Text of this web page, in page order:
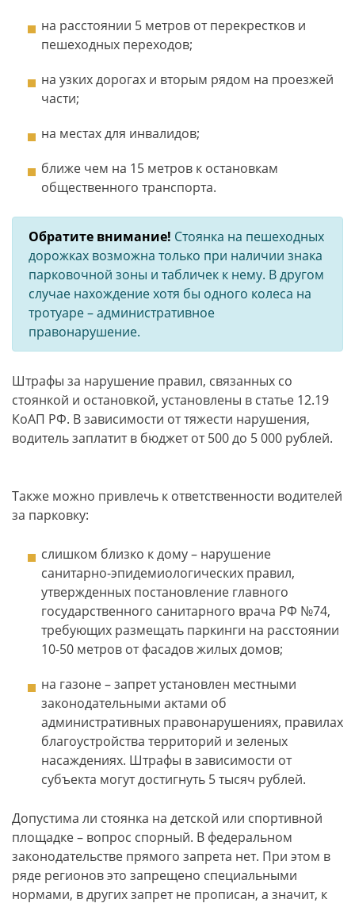
на расстоянии 5 метров от перекрестков и
пешеходных переходов;
на узких дорогах и вторым рядом на проезжей
части;
на местах для инвалидов;
ближе чем на 15 метров к остановкам
общественного транспорта.
Обратите внимание! Стоянка на пешеходных
дорожках возможна только при наличии знака
парковочной зоны и табличек к нему. В другом
случае нахождение хотя бы одного колеса на
тротуаре – административное
правонарушение.
Штрафы за нарушение правил, связанных со
стоянкой и остановкой, установлены в статье 12.19
КоАП РФ. В зависимости от тяжести нарушения,
водитель заплатит в бюджет от 500 до 5 000 рублей.
Также можно привлечь к ответственности водителей
за парковку:
слишком близко к дому – нарушение
санитарно-эпидемиологических правил,
утвержденных постановление главного
государственного санитарного врача РФ №74,
требующих размещать паркинги на расстоянии
10-50 метров от фасадов жилых домов;
на газоне – запрет установлен местными
законодательными актами об
административных правонарушениях, правилах
благоустройства территорий и зеленых
насаждениях. Штрафы в зависимости от
субъекта могут достигнуть 5 тысяч рублей.
Допустима ли стоянка на детской или спортивной
площадке – вопрос спорный. В федеральном
законодательстве прямого запрета нет. При этом в
ряде регионов это запрещено специальными
нормами, в других запрет не прописан, а значит, к